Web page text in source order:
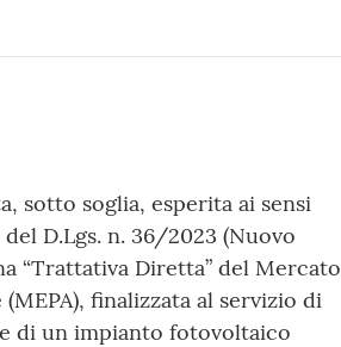
sotto soglia, esperita ai sensi
del D.Lgs. n. 36/2023 (Nuovo
“Trattativa Diretta” del Mercato
finalizzata al servizio di
di un impianto fotovoltaico